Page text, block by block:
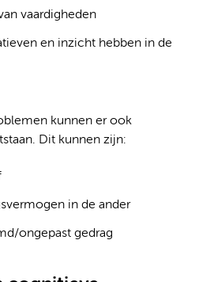
vaardigheden
en inzicht hebben in de
kunnen er ook
Dit kunnen zijn:
in de ander
ongepast gedrag